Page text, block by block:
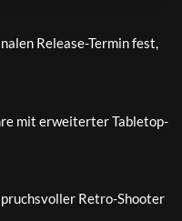
Release-Termin fest,
mit erweiterter Tabletop-
Retro-Shooter